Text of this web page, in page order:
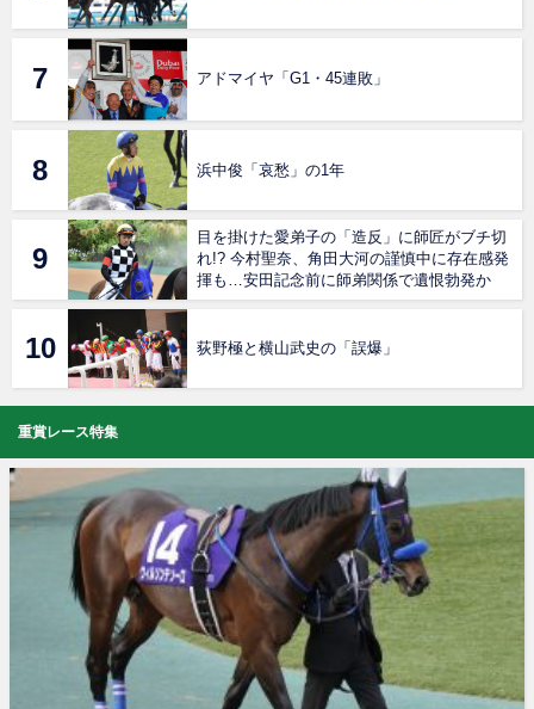
アドマイヤ「G1・45連敗」
浜中俊「哀愁」の1年
目を掛けた愛弟子の「造反」に師匠がブチ切
れ!? 今村聖奈、角田大河の謹慎中に存在感発
揮も…安田記念前に師弟関係で遺恨勃発か
荻野極と横山武史の「誤爆」
重賞レース特集